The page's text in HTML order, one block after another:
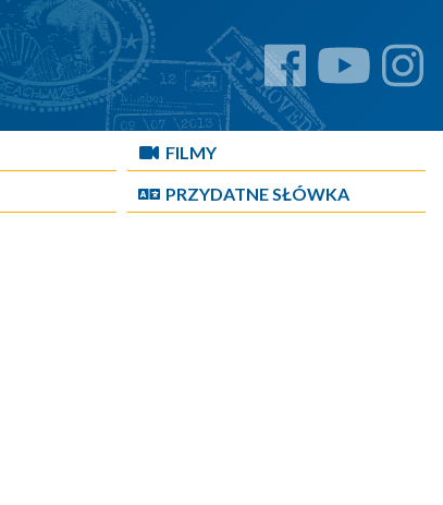
FILMY
PRZYDATNE SŁÓWKA